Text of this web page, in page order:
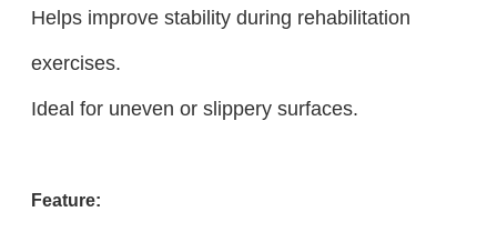
Helps improve stability during rehabilitation
exercises.
Ideal for uneven or slippery surfaces.
Feature: